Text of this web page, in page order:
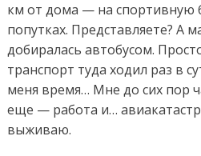
км от дома — на спортивную
попутках. Представляете? А
добиралась автобусом.
транспорт туда ходил раз в
меня время… Мне до сих пор
еще — работа и…
выживаю.